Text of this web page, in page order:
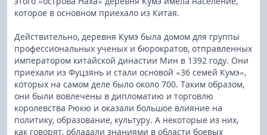
которое в основном приехало из Китая.
Действительно, деревня Кумэ была домом для группы
профессиональных ученых и бюрократов, отправленных
императором китайской династии Мин в 1392 году. Они
приехали из Фуцзянь и стали основой «36 семей Кумэ»,
которых на самом деле было около 700. Таким образом,
они были вовлечены в дипломатию и торговлю
королевства Рюкю и оказали большое влияние на
политику, образование, культуру. А некоторые из них,
как говорят, обладали знаниями в области боевых